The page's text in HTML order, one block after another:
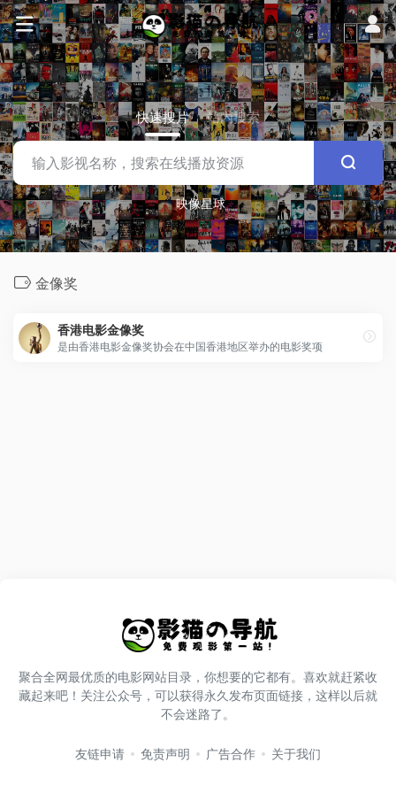
快速搜片 站内搜索
映像星球
金像奖
香港电影金像奖
是由香港电影金像奖协会在中国香港地区举办的电影奖项
聚合全网最优质的电影网站目录，你想要的它都有。喜欢就赶紧收
藏起来吧！关注公众号，可以获得永久发布页面链接，这样以后就
不会迷路了。
友链申请 免责声明 广告合作 关于我们